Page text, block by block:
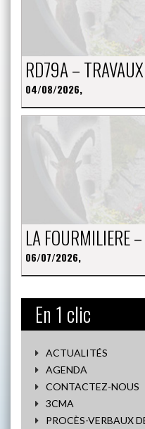
RD79A –
04/08/2026,
LA FOURMILIERE
06/07/2026,
En 1 clic
ACTUALITÉS
AGENDA
CONTACTEZ-NOUS
3CMA
PROCÈS-VERBAUX